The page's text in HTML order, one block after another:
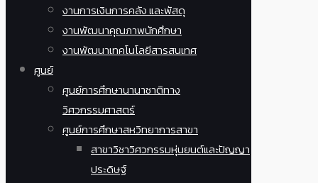
งานการเงินการคลัง และพัสดุ
งานพัฒนาคุณภาพนักศึกษา
งานพัฒนาเทคโนโลยีสารสนเทศ
ศูนย์
ศูนย์การศึกษานานาชาติทาง
วิศวกรรมศาสตร์
ศูนย์การศึกษาสหวิทยาการสาขา
สาขาวิชาวิศวกรรมหุ่นยนต์และปัญญา
ประดิษฐ์